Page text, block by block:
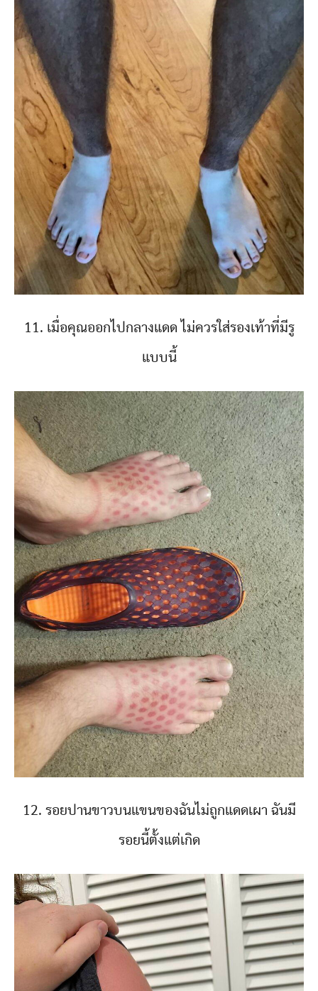
11. เมื่อคุณออกไปกลางแดด ไม่ควรใส่รองเท้าที่มีรู
แบบนี้
12. รอยปานขาวบนแขนของฉันไม่ถูกแดดเผา ฉันมี
รอยนี้ตั้งแต่เกิด